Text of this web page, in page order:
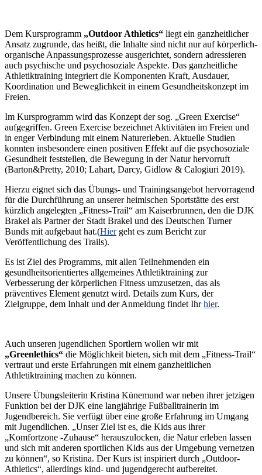
Dem Kursprogramm „Outdoor Athletics“ liegt ein ganzheitlicher
Ansatz zugrunde, das heißt, die Inhalte sind nicht nur auf körperlich-
organische Anpassungsprozesse ausgerichtet, sondern adressieren
auch psychische und psychosoziale Aspekte. Das ganzheitliche
Athletiktraining integriert die Komponenten Kraft, Ausdauer,
Koordination und Beweglichkeit in einem Gesundheitskonzept im
Freien.
Im Kursprogramm wird das Konzept der sog. „Green Exercise“
aufgegriffen. Green Exercise bezeichnet Aktivitäten im Freien und
in enger Verbindung mit einem Naturerleben. Aktuelle Studien
konnten insbesondere einen positiven Effekt auf die psychosoziale
Gesundheit feststellen, die Bewegung in der Natur hervorruft
(Barton&Pretty, 2010; Lahart, Darcy, Gidlow & Calogiuri 2019).
Hierzu eignet sich das Übungs- und Trainingsangebot hervorragend
für die Durchführung an unserer heimischen Sportstätte des erst
kürzlich angelegten „Fitness-Trail“ am Kaiserbrunnen, den die DJK
Brakel als Partner der Stadt Brakel und des Deutschen Turner
Bunds mit aufgebaut hat.(Hiergeht es zum Bericht zur
Veröffentlichung des Trails).
Es ist Ziel des Programms, mit allen Teilnehmenden ein
gesundheitsorientiertes allgemeines Athletiktraining zur
Verbesserung der körperlichen Fitness umzusetzen, das als
präventives Element genutzt wird. Details zum Kurs, der
Zielgruppe, dem Inhalt und der Anmeldung findet Ihrhier.
Auch unseren jugendlichen Sportlern wollen wir mit
„Greenlethics“ die Möglichkeit bieten, sich mit dem „Fitness-Trail“
vertraut und erste Erfahrungen mit einem ganzheitlichen
Athletiktraining machen zu können.
Unsere Übungsleiterin Kristina Künemund war neben ihrer jetzigen
Funktion bei der DJK eine langjährige Fußballtrainerin im
Jugendbereich. Sie verfügt über eine große Erfahrung im Umgang
mit Jugendlichen. „Unser Ziel ist es, die Kids aus ihrer
„Komfortzone -Zuhause“ herauszulocken, die Natur erleben lassen
und sich mit anderen sportlichen Kids aus der Umgebung vernetzen
zu können“, so Kristina. Der Kurs ist inspiriert durch „Outdoor-
Athletics“, allerdings kind- und jugendgerecht aufbereitet.